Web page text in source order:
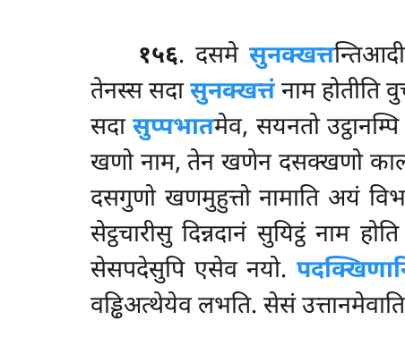
१५६. दसमेसुनक्खत्त
तेनस्स सदासुनक्खत्तंनाम होतीति
सदासुप्पभातमेव, सयनतो उट्ठानम्पि
खणो नाम, तेन खणेन दसक्खणो
दसगुणो खणमुहुत्तो नामाति अयं
सेट्ठचारीसु दिन्नदानं सुयिट्ठं नाम होति
सेसपदेसुपि एसेव नयो.
वड्ढिअत्थेयेव लभति. सेसं